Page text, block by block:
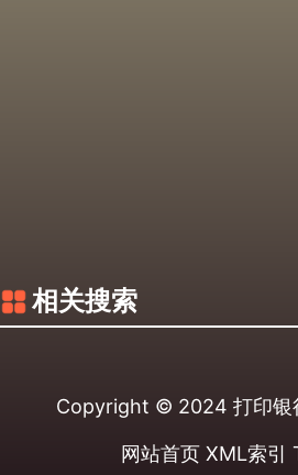
相关搜索
Copyright © 2024 打印银
网站首页 XML索引